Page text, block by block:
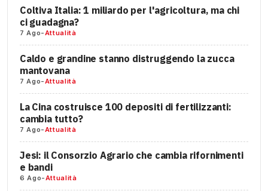
Coltiva Italia: 1 miliardo per l'agricoltura, ma chi
ci guadagna?
7 Ago-Attualità
Caldo e grandine stanno distruggendo la zucca
mantovana
7 Ago-Attualità
La Cina costruisce 100 depositi di fertilizzanti:
cambia tutto?
7 Ago-Attualità
Jesi: il Consorzio Agrario che cambia rifornimenti
e bandi
6 Ago-Attualità